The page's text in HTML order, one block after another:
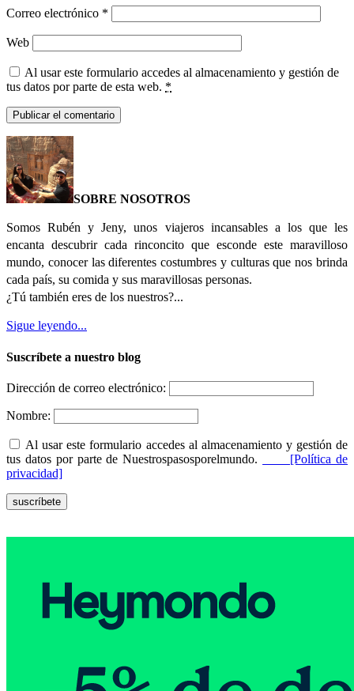
Correo electrónico *
Web
Al usar este formulario accedes al almacenamiento y gestión de
tus datos por parte de esta web. *
SOBRE NOSOTROS
Somos Rubén y Jeny, unos viajeros incansables a los que les
encanta descubrir cada rinconcito que esconde este maravilloso
mundo, conocer las diferentes costumbres y culturas que nos brinda
cada país, su comida y sus maravillosas personas.
¿Tú también eres de los nuestros?...
Sigue leyendo...
Suscríbete a nuestro blog
Dirección de correo electrónico:
Nombre:
Al usar este formulario accedes al almacenamiento y gestión de
tus datos por parte de Nuestrospasosporelmundo.
[Política de
privacidad]